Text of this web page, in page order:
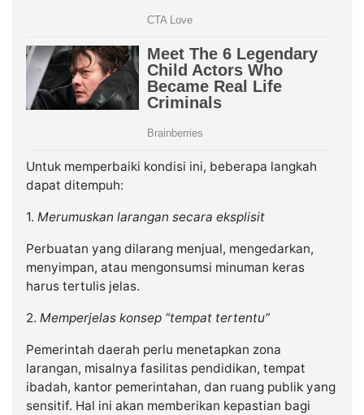
Untuk memperbaiki kondisi ini, beberapa langkah
dapat ditempuh:
1. Merumuskan larangan secara eksplisit
Perbuatan yang dilarang menjual, mengedarkan,
menyimpan, atau mengonsumsi minuman keras
harus tertulis jelas.
2. Memperjelas konsep “tempat tertentu”
Pemerintah daerah perlu menetapkan zona
larangan, misalnya fasilitas pendidikan, tempat
ibadah, kantor pemerintahan, dan ruang publik yang
sensitif. Hal ini akan memberikan kepastian bagi